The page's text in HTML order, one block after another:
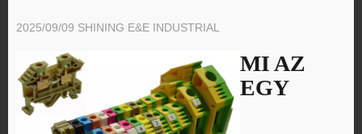
2025/09/09 SHINING E&E INDUSTRIAL
MI AZ
EGY